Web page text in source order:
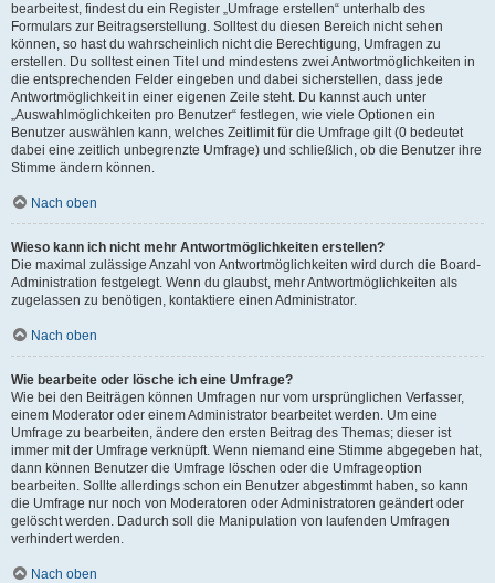
bearbeitest, findest du ein Register „Umfrage erstellen“ unterhalb des
Formulars zur Beitragserstellung. Solltest du diesen Bereich nicht sehen
können, so hast du wahrscheinlich nicht die Berechtigung, Umfragen zu
erstellen. Du solltest einen Titel und mindestens zwei Antwortmöglichkeiten in
die entsprechenden Felder eingeben und dabei sicherstellen, dass jede
Antwortmöglichkeit in einer eigenen Zeile steht. Du kannst auch unter
„Auswahlmöglichkeiten pro Benutzer“ festlegen, wie viele Optionen ein
Benutzer auswählen kann, welches Zeitlimit für die Umfrage gilt (0 bedeutet
dabei eine zeitlich unbegrenzte Umfrage) und schließlich, ob die Benutzer ihre
Stimme ändern können.
Nach oben
Wieso kann ich nicht mehr Antwortmöglichkeiten erstellen?
Die maximal zulässige Anzahl von Antwortmöglichkeiten wird durch die Board-
Administration festgelegt. Wenn du glaubst, mehr Antwortmöglichkeiten als
zugelassen zu benötigen, kontaktiere einen Administrator.
Nach oben
Wie bearbeite oder lösche ich eine Umfrage?
Wie bei den Beiträgen können Umfragen nur vom ursprünglichen Verfasser,
einem Moderator oder einem Administrator bearbeitet werden. Um eine
Umfrage zu bearbeiten, ändere den ersten Beitrag des Themas; dieser ist
immer mit der Umfrage verknüpft. Wenn niemand eine Stimme abgegeben hat,
dann können Benutzer die Umfrage löschen oder die Umfrageoption
bearbeiten. Sollte allerdings schon ein Benutzer abgestimmt haben, so kann
die Umfrage nur noch von Moderatoren oder Administratoren geändert oder
gelöscht werden. Dadurch soll die Manipulation von laufenden Umfragen
verhindert werden.
Nach oben